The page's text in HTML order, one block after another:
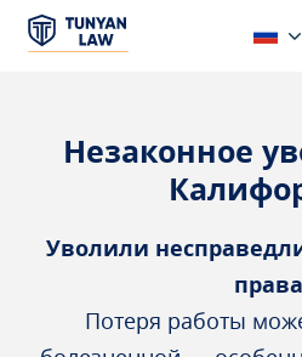
Незаконное
Уволили
Потеря работы